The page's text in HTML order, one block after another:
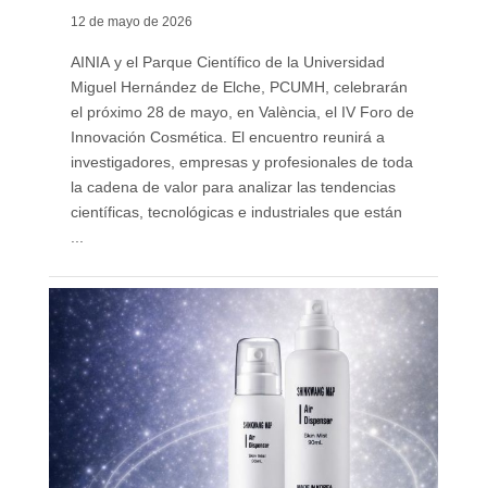
12 de mayo de 2026
AINIA y el Parque Científico de la Universidad
Miguel Hernández de Elche, PCUMH, celebrarán
el próximo 28 de mayo, en València, el IV Foro de
Innovación Cosmética. El encuentro reunirá a
investigadores, empresas y profesionales de toda
la cadena de valor para analizar las tendencias
científicas, tecnológicas e industriales que están